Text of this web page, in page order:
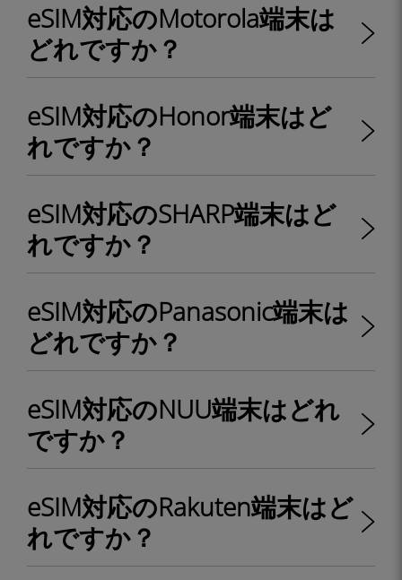
eSIM対応のMotorola端末は
どれですか？
eSIM対応のHonor端末はど
れですか？
eSIM対応のSHARP端末はど
れですか？
eSIM対応のPanasonic端末は
どれですか？
eSIM対応のNUU端末はどれ
ですか？
eSIM対応のRakuten端末はど
れですか？